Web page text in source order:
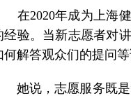
2020年成为上海健
经验。当新志愿者对
何解答观众们的提问等
说，志愿服务既是“